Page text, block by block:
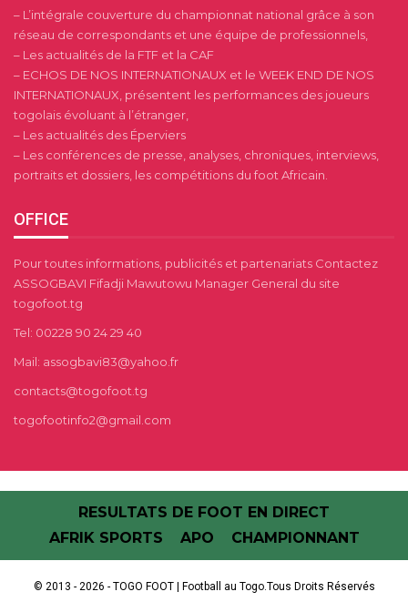
– L’intégrale couverture du championnat national grâce à son
réseau de correspondants et une équipe de professionnels,
– Les actualités de la FTF et la CAF
– ECHOS DE NOS INTERNATIONAUX et le WEEK END DE NOS
INTERNATIONAUX, présentent les performances des joueurs
togolais évoluant à l’étranger,
– Les actualités des Éperviers
– Les conférences de presse, analyses, chroniques, interviews,
portraits et dossiers, les compétitions du foot Africain.
OFFICE
Pour toutes informations, publicités et partenariats Contactez
ASSOGBAVI Fifadji Mawutowu Manager General du site
togofoot.tg
Tel: 00228 90 24 29 40
Mail: assogbavi83@yahoo.fr
contacts@togofoot.tg
togofootinfo2@gmail.com
RESULTATS DE FOOT EN DIRECT
AFRIK SPORTS
APO CHAMPIONNANT
© 2013 - 2026 - TOGO FOOT | Football au Togo.Tous Droits Réservés